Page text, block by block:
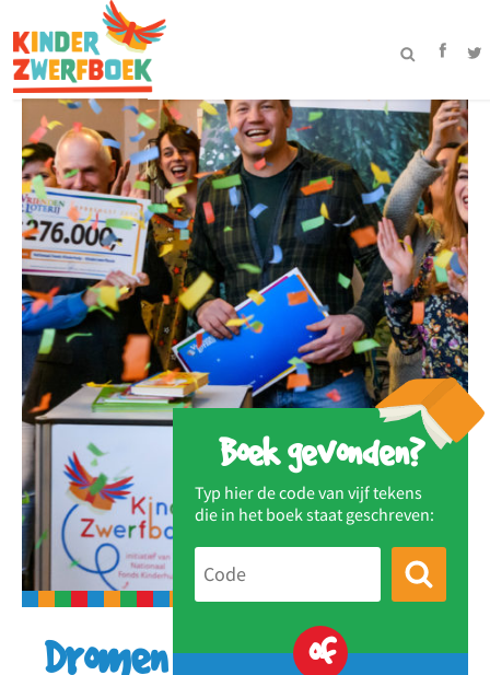
Boek gevonden?
Typ hier de code van vijf tekens
die in het boek staat geschreven:
of
Dromen